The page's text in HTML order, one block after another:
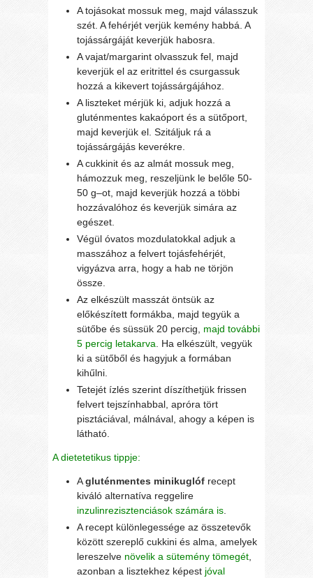
A tojásokat mossuk meg, majd válasszuk
szét. A fehérjét verjük kemény habbá. A
tojássárgáját keverjük habosra.
A vajat/margarint olvasszuk fel, majd
keverjük el az eritrittel és csurgassuk
hozzá a kikevert tojássárgájához.
A liszteket mérjük ki, adjuk hozzá a
gluténmentes kakaóport és a sütőport,
majd keverjük el. Szitáljuk rá a
tojássárgájás keverékre.
A cukkinit és az almát mossuk meg,
hámozzuk meg, reszeljünk le belőle 50-
50 g–ot, majd keverjük hozzá a többi
hozzávalóhoz és keverjük simára az
egészet.
Végül óvatos mozdulatokkal adjuk a
masszához a felvert tojásfehérjét,
vigyázva arra, hogy a hab ne törjön
össze.
Az elkészült masszát öntsük az
előkészített formákba, majd tegyük a
sütőbe és süssük 20 percig, majd további
5 percig letakarva . Ha elkészült, vegyük
ki a sütőből és hagyjuk a formában
kihűlni.
Tetejét ízlés szerint díszíthetjük frissen
felvert tejszínhabbal, apróra tört
pisztáciával, málnával, ahogy a képen is
látható.
A dietetetikus tippje:
Agluténmentes minikuglóf recept
kiváló alternatíva reggelire
inzulinrezisztenciások számára is.
A recept különlegessége az összetevők
között szereplő cukkini és alma, amelyek
lereszelve növelik a sütemény tömegét,
azonban a lisztekhez képest jóval